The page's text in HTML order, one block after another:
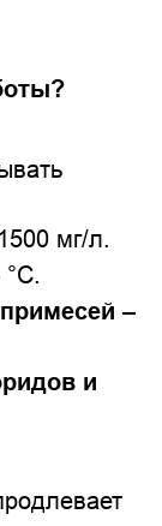
мг/л.
–
и